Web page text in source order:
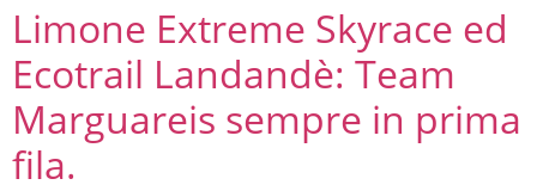
Limone Extreme Skyrace ed
Ecotrail Landandè: Team
Marguareis sempre in prima
fila.